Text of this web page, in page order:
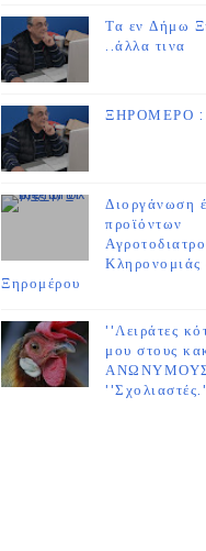
Τα εν Δήμω
..άλλα τινα
ΞΗΡΟΜΕΡΟ :
Διοργάνωση
προϊόντων
Ξηρομέρου
''Λειράτες
μου στους